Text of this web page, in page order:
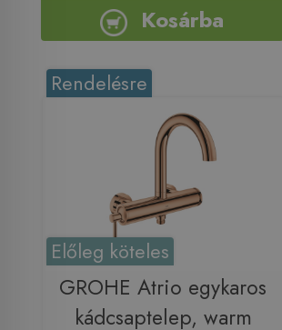
Kosárba
Rendelésre
Előleg köteles
GROHE Atrio egykaros
kádcsaptelep, warm